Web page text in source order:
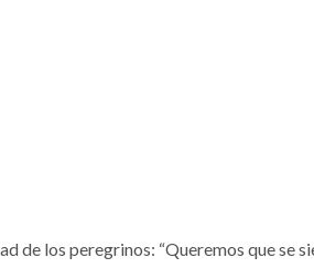
de los peregrinos: “Queremos que se